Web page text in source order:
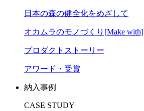
日本の森の健全化をめざして
オカムラのモノづくり[Make with]
プロダクトストーリー
アワード・受賞
納入事例
CASE STUDY